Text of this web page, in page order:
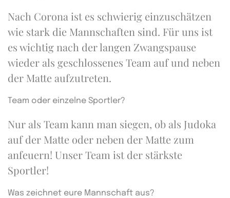
Nach Corona ist es schwierig einzuschätzen
wie stark die Mannschaften sind. Für uns ist
es wichtig nach der langen Zwangspause
wieder als geschlossenes Team auf und neben
der Matte aufzutreten.
Team oder einzelne Sportler?
Nur als Team kann man siegen, ob als Judoka
auf der Matte oder neben der Matte zum
anfeuern! Unser Team ist der stärkste
Sportler!
Was zeichnet eure Mannschaft aus?